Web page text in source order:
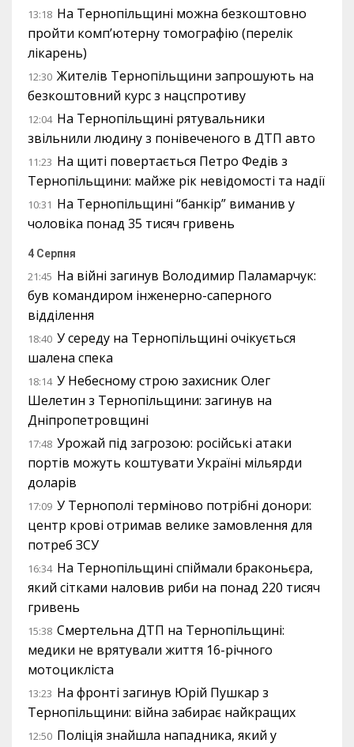
13:18 На Тернопільщині можна безкоштовно
пройти комп’ютерну томографію (перелік
лікарень)
12:30 Жителів Тернопільщини запрошують на
безкоштовний курс з нацспротиву
12:04 На Тернопільщині рятувальники
звільнили людину з понівеченого в ДТП авто
11:23 На щиті повертається Петро Федів з
Тернопільщини: майже рік невідомості та надії
10:31 На Тернопільщині “банкір” виманив у
чоловіка понад 35 тисяч гривень
4 Серпня
21:45 На війні загинув Володимир Паламарчук:
був командиром інженерно-саперного
відділення
18:40 У середу на Тернопільщині очікується
шалена спека
18:14 У Небесному строю захисник Олег
Шелетин з Тернопільщини: загинув на
Дніпропетровщині
17:48 Урожай під загрозою: російські атаки
портів можуть коштувати Україні мільярди
доларів
17:09 У Тернополі терміново потрібні донори:
центр крові отримав велике замовлення для
потреб ЗСУ
16:34 На Тернопільщині спіймали браконьєра,
який сітками наловив риби на понад 220 тисяч
гривень
15:38 Смертельна ДТП на Тернопільщині:
медики не врятували життя 16-річного
мотоцикліста
13:23 На фронті загинув Юрій Пушкар з
Тернопільщини: війна забирає найкращих
12:50 Поліція знайшла нападника, який у